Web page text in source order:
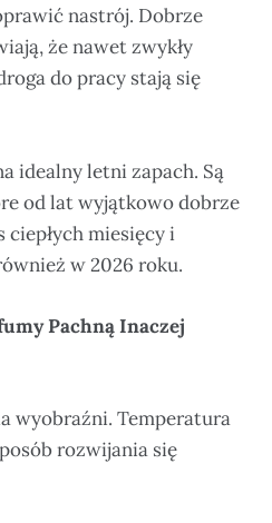
nastrój. Dobrze
że nawet zwykły
do pracy stają się
idealny letni zapach. Są
od lat wyjątkowo dobrze
ciepłych miesięcy i
w 2026 roku.
Pachną Inaczej
wyobraźni. Temperatura
rozwijania się